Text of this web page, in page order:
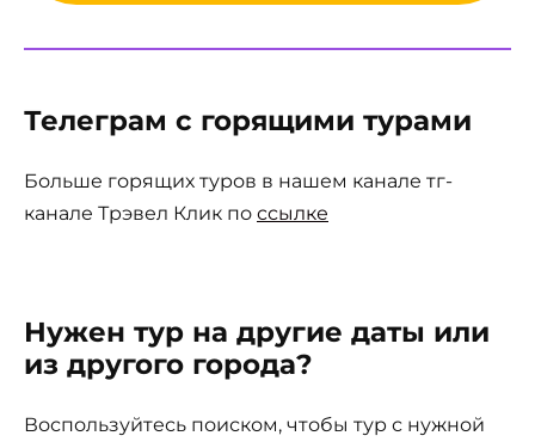
Телеграм с горящими турами
Больше горящих туров в нашем канале тг-
канале Трэвел Клик по ссылке
Нужен тур на другие даты или
из другого города?
Воспользуйтесь поиском, чтобы тур с нужной